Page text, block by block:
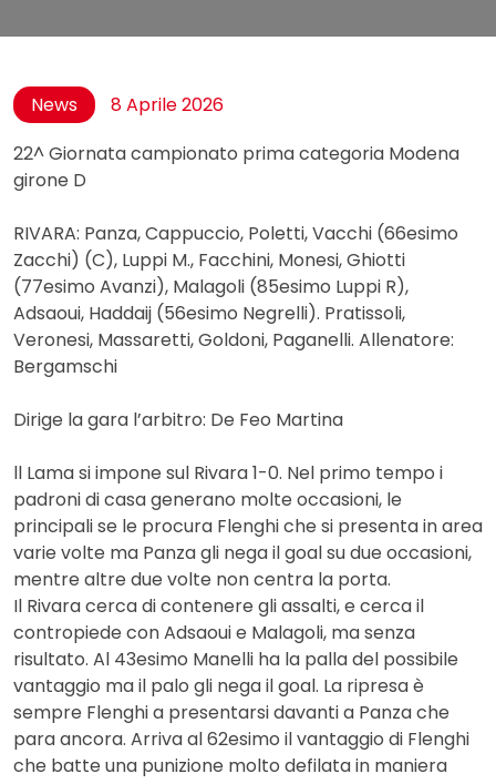
News
8 Aprile 2026
22^ Giornata campionato prima categoria Modena
girone D
RIVARA: Panza, Cappuccio, Poletti, Vacchi (66esimo
Zacchi) (C), Luppi M., Facchini, Monesi, Ghiotti
(77esimo Avanzi), Malagoli (85esimo Luppi R),
Adsaoui, Haddaij (56esimo Negrelli). Pratissoli,
Veronesi, Massaretti, Goldoni, Paganelli. Allenatore:
Bergamschi
Dirige la gara l’arbitro: De Feo Martina
ll Lama si impone sul Rivara 1-0. Nel primo tempo i
padroni di casa generano molte occasioni, le
principali se le procura Flenghi che si presenta in area
varie volte ma Panza gli nega il goal su due occasioni,
mentre altre due volte non centra la porta.
Il Rivara cerca di contenere gli assalti, e cerca il
contropiede con Adsaoui e Malagoli, ma senza
risultato. Al 43esimo Manelli ha la palla del possibile
vantaggio ma il palo gli nega il goal. La ripresa è
sempre Flenghi a presentarsi davanti a Panza che
para ancora. Arriva al 62esimo il vantaggio di Flenghi
che batte una punizione molto defilata in maniera